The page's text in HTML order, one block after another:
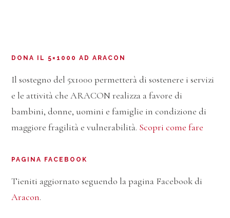
DONA IL 5×1000 AD ARACON
Il sostegno del 5x1000 permetterà di sostenere i servizi
e le attività che ARACON realizza a favore di
bambini, donne, uomini e famiglie in condizione di
maggiore fragilità e vulnerabilità. Scopri come fare
PAGINA FACEBOOK
Tieniti aggiornato seguendo la pagina Facebook di
Aracon.